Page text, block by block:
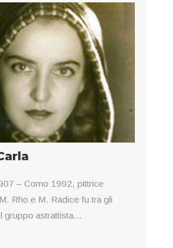
– Como 1992, pittrice
Rho e M. Radice fu tra gli
gruppo astrattista...